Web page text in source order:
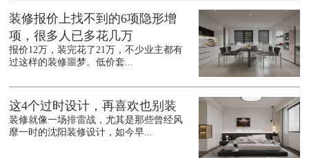
装修报价上找不到的6项隐形增
项，很多人已多花几万
报价12万，装完花了21万，不少业主都有
过这样的装修噩梦。低价套...
这4个过时设计，再喜欢也别装
装修就像一场排雷战，尤其是那些曾经风
靡一时的沈阳装修设计，如今早...